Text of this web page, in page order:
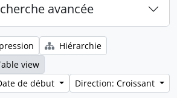
avancée
Hiérarchie
view
de début
Direction: Croissant